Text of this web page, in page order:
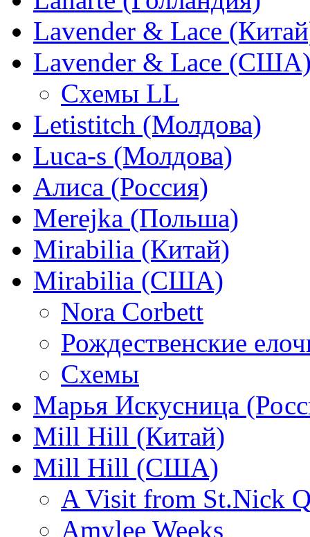
Lavender & Lace
Lavender & Lace
Схемы LL
Letistitch (Молдова)
Luca-s (Молдова)
Алиса (Россия)
Merejka (Польша)
Mirabilia (Китай)
Mirabilia (США)
Nora Corbett
Рождественские
Схемы
Марья Искусница
Mill Hill (Китай)
Mill Hill (США)
A Visit from St.Nick
Amylee Weeks